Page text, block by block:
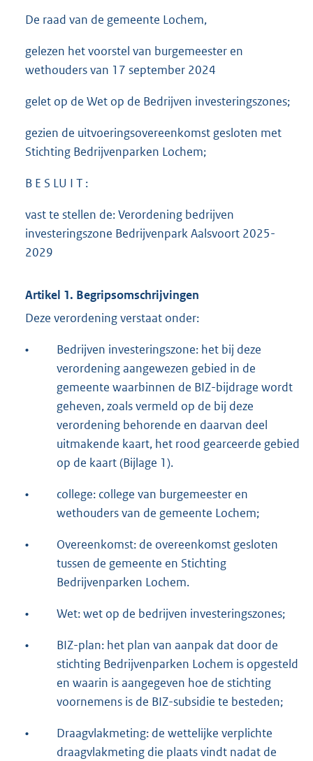
De raad van de gemeente Lochem,
gelezen het voorstel van burgemeester en
wethouders van 17 september 2024
gelet op de Wet op de Bedrijven investeringszones;
gezien de uitvoeringsovereenkomst gesloten met
Stichting Bedrijvenparken Lochem;
B E S LU I T :
vast te stellen de: Verordening bedrijven
investeringszone Bedrijvenpark Aalsvoort 2025-
2029
Artikel 1. Begripsomschrijvingen
Deze verordening verstaat onder:
•
Bedrijven investeringszone: het bij deze
verordening aangewezen gebied in de
gemeente waarbinnen de BIZ-bijdrage wordt
geheven, zoals vermeld op de bij deze
verordening behorende en daarvan deel
uitmakende kaart, het rood gearceerde gebied
op de kaart (Bijlage 1).
•
college: college van burgemeester en
wethouders van de gemeente Lochem;
•
Overeenkomst: de overeenkomst gesloten
tussen de gemeente en Stichting
Bedrijvenparken Lochem.
• Wet: wet op de bedrijven investeringszones;
•
BIZ-plan: het plan van aanpak dat door de
stichting Bedrijvenparken Lochem is opgesteld
en waarin is aangegeven hoe de stichting
voornemens is de BIZ-subsidie te besteden;
•
Draagvlakmeting: de wettelijke verplichte
draagvlakmeting die plaats vindt nadat de